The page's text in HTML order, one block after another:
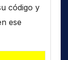
código y
ese